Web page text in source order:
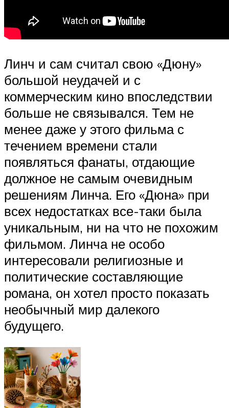
Линч и сам считал свою «Дюну»
большой неудачей и с
коммерческим кино впоследствии
больше не связывался. Тем не
менее даже у этого фильма с
течением времени стали
появляться фанаты, отдающие
должное не самым очевидным
решениям Линча. Его «Дюна» при
всех недостатках все-таки была
уникальным, ни на что не похожим
фильмом. Линча не особо
интересовали религиозные и
политические составляющие
романа, он хотел просто показать
необычный мир далекого
будущего.